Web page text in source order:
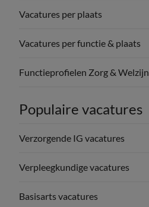
Vacatures per plaats
Vacatures per functie & plaats
Functieprofielen Zorg & Welzijn
Populaire vacatures
Verzorgende IG vacatures
Verpleegkundige vacatures
Basisarts vacatures